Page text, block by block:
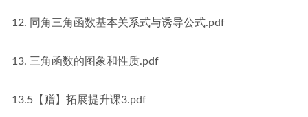
12. 同角三角函数基本关系式与诱导公式.pdf
13. 三角函数的图象和性质.pdf
13.5【赠】拓展提升课3.pdf